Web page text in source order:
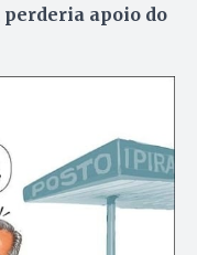
perderia apoio do